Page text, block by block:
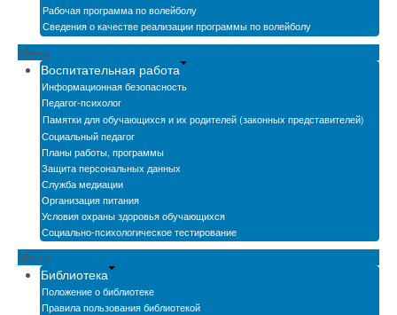
Рабочая программа по волейболу
Сведения о качестве реализации программы по волейболу
Menu
Воспитательная работа
Информационная безопасность
Педагог-психолог
Памятки для обучающихся и их родителей (законных представителей)
Социальный педагог
Планы работы, программы
Защита персональных данных
Служба медиации
Организация питания
Условия охраны здоровья обучающихся
Социально-психологическое тестирование
Menu
Библиотека
Положение о библиотеке
Правила пользования библиотекой